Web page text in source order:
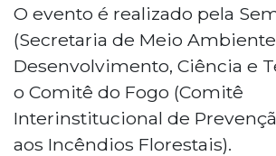
O evento é realizado pela
(Secretaria de Meio
Desenvolvimento, Ciência e
o Comitê do Fogo (Comitê
Interinstitucional de
aos Incêndios Florestais).